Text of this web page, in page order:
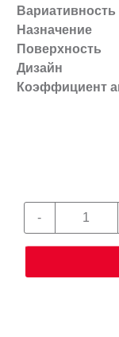
Вариативность
Назначение
Поверхность
Дизайн
Коэффициент